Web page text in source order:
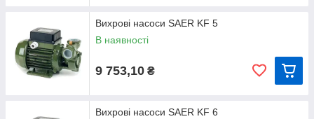
Вихрові насоси SAER KF 5
В наявності
9 753,10 ₴
Вихрові насоси SAER KF 6